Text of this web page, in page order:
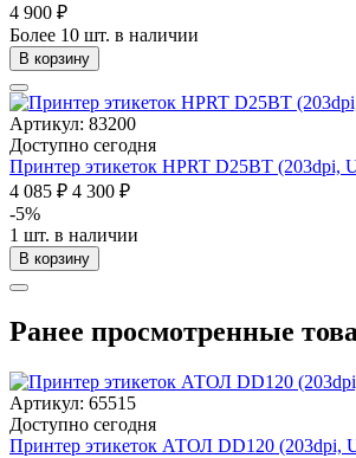
4 900 ₽
Более 10 шт. в наличии
В корзину
Артикул: 83200
Доступно сегодня
Принтер этикеток HPRT D25BT (203dpi,
4 085 ₽ 4 300 ₽
-5%
1 шт. в наличии
В корзину
Ранее просмотренные
Артикул: 65515
Доступно сегодня
Принтер этикеток АТОЛ DD120 (203dpi,